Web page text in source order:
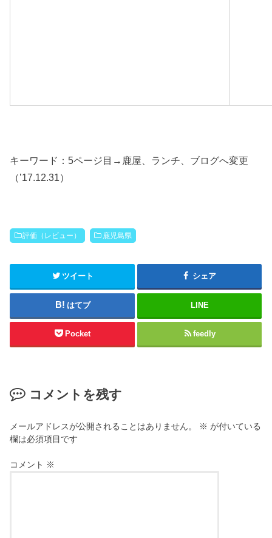
キーワード：5ページ目→鹿屋、ランチ、ブログへ変更
（’17.12.31）
評価（レビュー） 鹿児島県
ツイート シェア
はてブ LINE
Pocket feedly
コメントを残す
メールアドレスが公開されることはありません。 ※ が付いている
欄は必須項目です
コメント ※